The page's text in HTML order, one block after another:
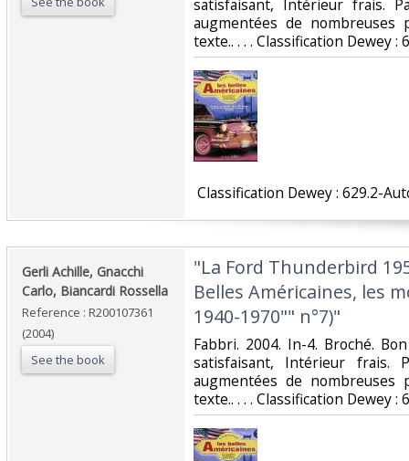
satisfaisant, Intérieur frais.
augmentées de nombreuses
texte.. . . . Classification Dewey :
Classification Dewey : 629.2-
‎Gerli Achille, Gnacchi
Carlo, Biancardi Rossella‎
Reference : R200107361
(2004)
See the book
‎"La Ford Thunderbird
Belles Américaines, les
1940-1970"" n°7)"‎
‎Fabbri. 2004. In-4. Broché.
satisfaisant, Intérieur frais.
augmentées de nombreuses
texte.. . . . Classification Dewey :